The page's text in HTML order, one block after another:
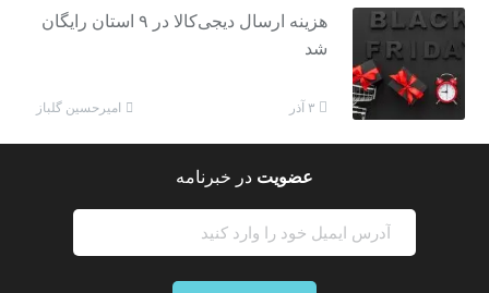
هزینه ارسال دیجی‌کالا در ۹ استان رایگان
شد
۳ آذر امیرحسین گلباز
عضویت در خبرنامه